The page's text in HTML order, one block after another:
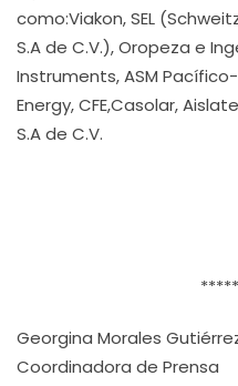
como:Viakon, SEL
S.A de C.V.), Oropeza e
Instruments, ASM
Energy, CFE,Casolar,
S.A de C.V.
Georgina Morales
Coordinadora de Prensa